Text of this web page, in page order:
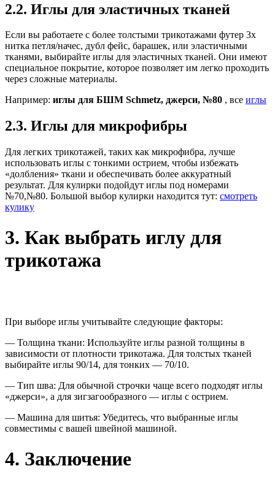
2.2. Иглы для эластичных тканей
Если вы работаете с более толстыми трикотажами футер 3х
нитка петля/начес, дубл фейс, барашек, или эластичными
тканями, выбирайте иглы для эластичных тканей. Они имеют
специальное покрытие, которое позволяет им легко проходить
через сложные материалы.
Например: иглы для БШМ Schmetz, джерси, №80 , все иглы
2.3. Иглы для микрофибры
Для легких трикотажей, таких как микрофибра, лучше
использовать иглы с тонкими острием, чтобы избежать
«долбления» ткани и обеспечивать более аккуратный
результат. Для кулирки подойдут иглы под номерами
№70,№80. Большой выбор кулирки находится тут: смотреть
кулику
3. Как выбрать иглу для
трикотажа
При выборе иглы учитывайте следующие факторы:
— Толщина ткани: Используйте иглы разной толщины в
зависимости от плотности трикотажа. Для толстых тканей
выбирайте иглы 90/14, для тонких — 70/10.
— Тип шва: Для обычной строчки чаще всего подходят иглы
«джерси», а для зигзагообразного — иглы с острием.
— Машина для шитья: Убедитесь, что выбранные иглы
совместимы с вашей швейной машиной.
4. Заключение